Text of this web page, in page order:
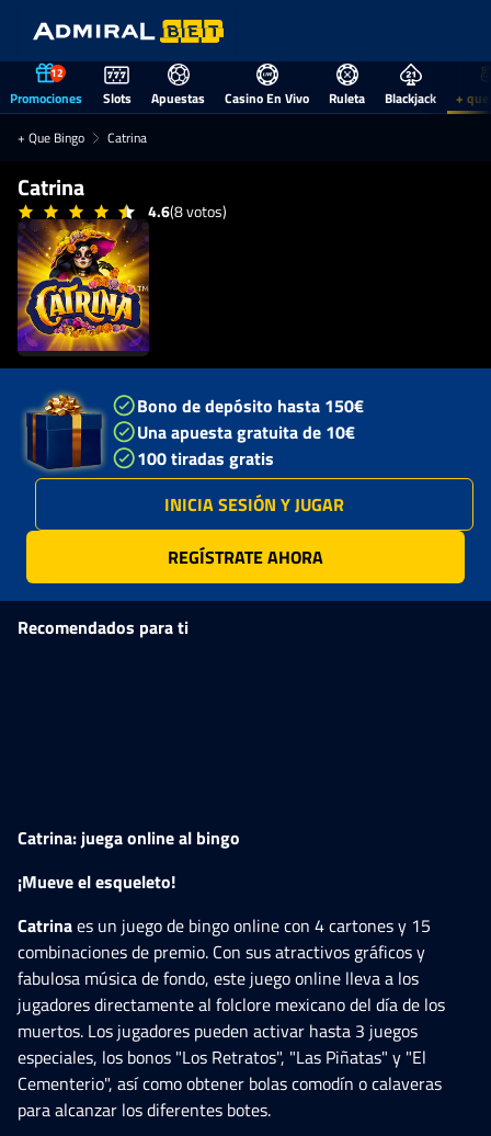
12
Promociones Slots Apuestas Casino En Vivo Ruleta Blackjack
+
+ Que Bingo
Catrina
Catrina
4.6(8 votos)
Bono de depósito hasta 150€
Una apuesta gratuita de 10€
100 tiradas gratis
INICIA SESIÓN Y JUGAR
REGÍSTRATE AHORA
Recomendados para ti
Catrina: juega online al bingo
¡Mueve el esqueleto!
Catrinaes un juego de bingo online con 4 cartones y 15
combinaciones de premio. Con sus atractivos gráficos y
fabulosa música de fondo, este juego online lleva a los
jugadores directamente al folclore mexicano del día de los
muertos. Los jugadores pueden activar hasta 3 juegos
especiales, los bonos "Los Retratos", "Las Piñatas" y "El
Cementerio", así como obtener bolas comodín o calaveras
para alcanzar los diferentes botes.